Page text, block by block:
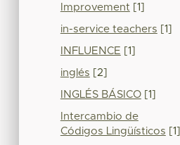
Improvement [1]
in-service teachers [1]
INFLUENCE [1]
inglés [2]
INGLÉS BÁSICO[1]
Intercambio de
Códigos Lingüísticos [1]